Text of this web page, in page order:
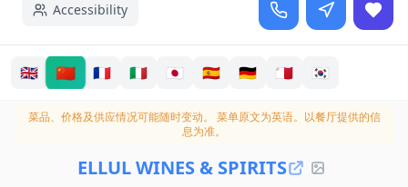
Accessibility
🇬🇧 🇨🇳 🇫🇷 🇮🇹 🇯🇵 🇪🇸 🇩🇪 🇲🇹 🇰🇷
菜品、价格及供应情况可能随时变动。
菜单原文为英语。以餐厅提供的信
息为准。
ELLUL WINES & SPIRITS